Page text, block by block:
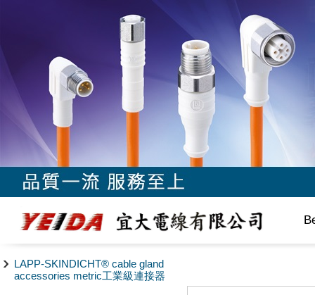
LAPP-SKINDICHT® cable gland
accessories metric工業級連接器